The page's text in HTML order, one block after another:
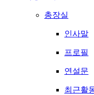
총장실
인사말
프로필
연설문
최근활